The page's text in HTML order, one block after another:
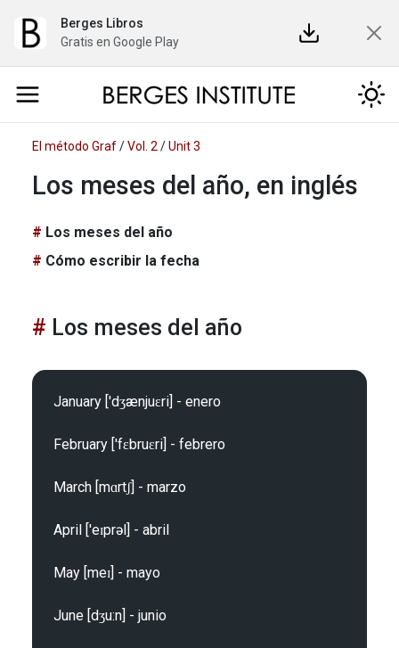
Berges Libros
Gratis en Google Play
El método Graf/Vol. 2 /Unit 3
Los meses del año, en inglés
Los meses del año
Cómo escribir la fecha
Los meses del año
January ['dʒænjuɛri] - enero
February ['fɛbruɛri] - febrero
March [mɑrtʃ] - marzo
April ['eɪprəl] - abril
May [meɪ] - mayo
June [dʒu:n] - junio